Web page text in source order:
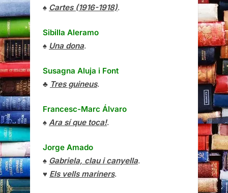
♠ Cartes (1916-1918).
Sibilla Aleramo
♠ Una dona.
Susagna Aluja i Font
♣ Tres guineus.
Francesc-Marc Álvaro
♠ Ara sí que toca!.
Jorge Amado
♠ Gabriela, clau i canyella.
♥ Els vells mariners.